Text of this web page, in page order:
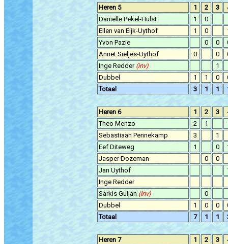
Heren 5 1 2 3
Daniëlle Pekel-Hulst
1
0
Ellen van Eijk-Uythof
1 0
Yvon Pazie
0 0
Annet Sieljes-Uythof
0 0
Inge Redder (inv)
1
Dubbel
1 1 0
Totaal
3 1 1
Heren 6 1 2 3
Theo Menzo
2 1
Sebastiaan Pennekamp
3
1
Eef Diteweg
1 0
Jasper Dozeman
0
0
Jan Uythof
Inge Redder
Sarkis Guljan (inv)
0
Dubbel
1 0 0
Totaal
7 1 1
Heren 7 1 2 3